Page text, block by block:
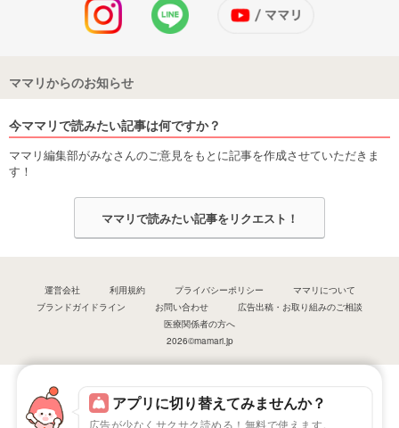
アプリに切り替えてみませんか？
広告が少なくサクサク読める！無料で使えます。
ママリからのお知らせ
今ママリで読みたい記事は何ですか？
ママリ編集部がみなさんのご意見をもとに記事を作成させていただきま
す！
ママリで読みたい記事をリクエスト！
運営会社 利用規約 プライバシーポリシー
ママリについて
ブランドガイドライン
お問い合わせ
広告出稿・お取り組みのご相談
医療関係者の方へ
2026©mamari.jp